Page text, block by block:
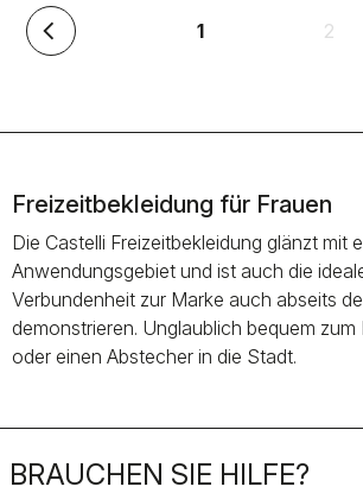
arrow_back_ios 1(aktuell) 2
Freizeitbekleidung für Frauen
Die Castelli Freizeitbekleidung glänzt mit
Anwendungsgebiet und ist auch die
Verbundenheit zur Marke auch abseits
demonstrieren. Unglaublich bequem zum
oder einen Abstecher in die Stadt.
BRAUCHEN SIE HILFE?